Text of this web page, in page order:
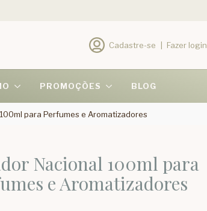
Cadastre-se Fazer login
PROMOÇÕES BLOG
para Perfumes e Aromatizadores
Nacional 100ml para
e Aromatizadores